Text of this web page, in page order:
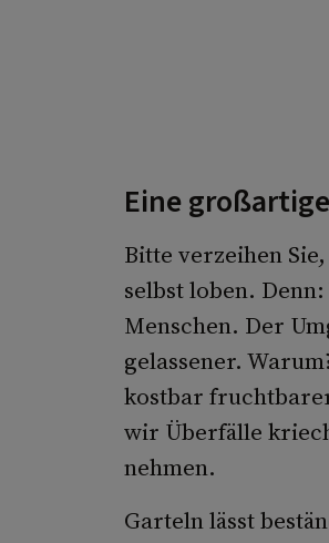
Eine
Bitte verzeihen
selbst loben.
Menschen. Der
gelassener.
kostbar
wir Überfälle
nehmen.
Garteln lässt